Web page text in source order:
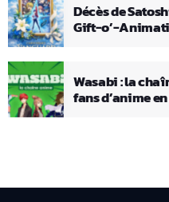
Décès de
Gift-o’-
Wasabi : la
fans d’anime